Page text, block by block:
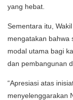
yang hebat.
Sementara itu,
mengatakan bahwa
modal utama bagi
dan pembangunan
“Apresiasi atas
menyelenggarakan